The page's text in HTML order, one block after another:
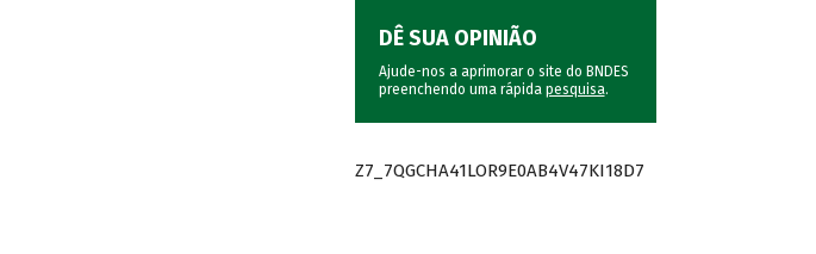
DÊ SUA OPINIÃO
Ajude-nos a aprimorar o site do BNDES
preenchendo uma rápida pesquisa.
Z7_7QGCHA41LOR9E0AB4V47KI18D7